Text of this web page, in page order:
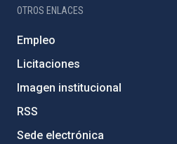
OTROS ENLACES
Empleo
Licitaciones
Imagen institucional
RSS
Sede electrónica